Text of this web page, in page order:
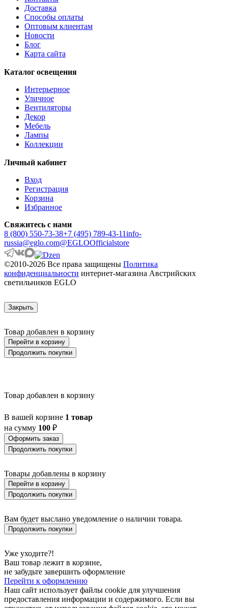
AMBONDRONA
AMBORIALA
AMEZAGA
AMOATSY
AMPITABE
AMSFIELD 1
ANJABE
ANTELAO
ANTIPOLO
ANWICK
ANWICK 1
ANZINO
APRICALE
ARACENA
ARANZOLA
ARGOLIS 2
ARISCANI
ARISCANI 2
ARNHEM
ARTANA
ASBY
ASINDRO
ATOLLARI
AULIYE
AUROTONELLO
AUSTELL
AZBARREN
BABIRIK
BALEZZE
BALIGIAN
BALIGUIAN
BALLINA
BAMPTON
BANI
BARI 1
BARI-M
BARNSTAPLE
BASALGO 1
BASILANO
BATABANO
BATALLAS
BAZELY
BELCREDA
BELESER
BELLARIVA 3
BELSIANA 1
BENARIBA
BERHALA
BERNABETA
BERNABETTA
BERREGAS
Доставка
Способы оплаты
Оптовым клиентам
Новости
Блог
Карта сайта
Каталог освещения
Интерьерное
Уличное
Вентиляторы
Декор
Мебель
Лампы
Коллекции
Личный кабинет
Вход
Регистрация
Корзина
Избранное
Свяжитесь с нами
8 (800) 550-73-38+7 (495) 789-43-11info-
russia@eglo.com@EGLOOfficialstore
©2010-2026 Все права защищены Политика
конфиденциальности интернет-магазина Австрийских
светильников EGLO
Закрыть
Товар добавлен в корзину
Перейти в корзину
Продолжить покупки
Товар добавлен в корзину
В вашей корзине 1 товар
на сумму 100 ₽
Оформить заказ
Продолжить покупки
Товары добавлены в корзину
Перейти в корзину
Продолжить покупки
Вам будет выслано уведомление о наличии товара.
Продолжить покупки
Уже уходите?!
Ваш товар лежит в корзине,
не забудьте завершить оформление
Перейти к оформлению
Наш сайт использует файлы cookie для улучшения
предоставления информации и содержимого. Если вы